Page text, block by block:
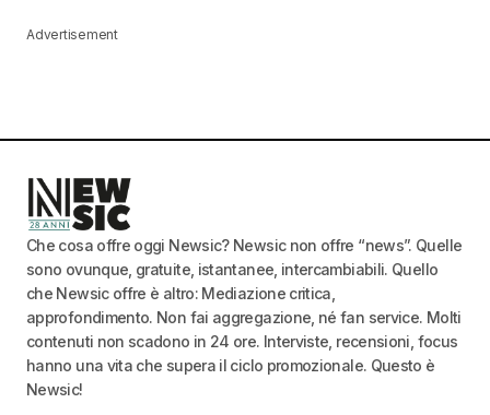
Advertisement
Che cosa offre oggi Newsic? Newsic non offre “news”. Quelle
sono ovunque, gratuite, istantanee, intercambiabili. Quello
che Newsic offre è altro: Mediazione critica,
approfondimento. Non fai aggregazione, né fan service. Molti
contenuti non scadono in 24 ore. Interviste, recensioni, focus
hanno una vita che supera il ciclo promozionale. Questo è
Newsic!